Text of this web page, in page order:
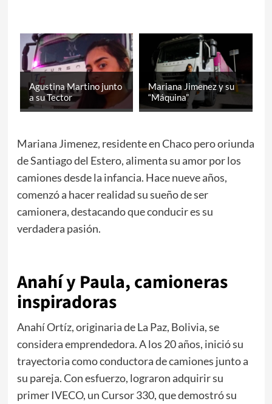
Agustina Martino junto
a su Tector
Mariana Jimenez y su
“Máquina”
Mariana Jimenez, residente en Chaco pero oriunda
de Santiago del Estero, alimenta su amor por los
camiones desde la infancia. Hace nueve años,
comenzó a hacer realidad su sueño de ser
camionera, destacando que conducir es su
verdadera pasión.
Anahí y Paula, camioneras
inspiradoras
Anahí Ortíz, originaria de La Paz, Bolivia, se
considera emprendedora. A los 20 años, inició su
trayectoria como conductora de camiones junto a
su pareja. Con esfuerzo, lograron adquirir su
primer IVECO, un Cursor 330, que demostró su